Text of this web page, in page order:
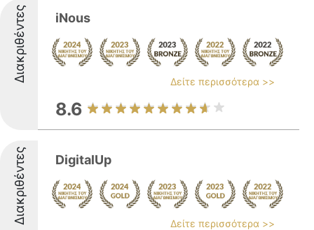
Διακριθέντες iNous
Δείτε περισσότερα >>
8.6
Διακριθέντες DigitalUp
Δείτε περισσότερα >>